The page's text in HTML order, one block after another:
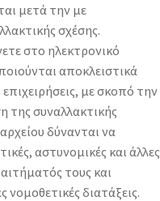
μετά την με
σχέσης.
στο ηλεκτρονικό
αποκλειστικά
με σκοπό την
της συναλλακτικής
δύνανται να
αστυνομικές και άλλες
τους και
διατάξεις.